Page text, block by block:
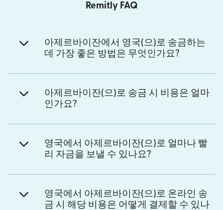
Remitly FAQ
아제르바이잔에서 영국(으)로 송금하는
데 가장 좋은 방법은 무엇인가요?
아제르바이잔(으)로 송금 시 비용은 얼마
인가요?
영국에서 아제르바이잔(으)로 얼마나 빨
리 자금을 보낼 수 있나요?
영국에서 아제르바이잔(으)로 온라인 송
금 시 해당 비용은 어떻게 결제할 수 있나